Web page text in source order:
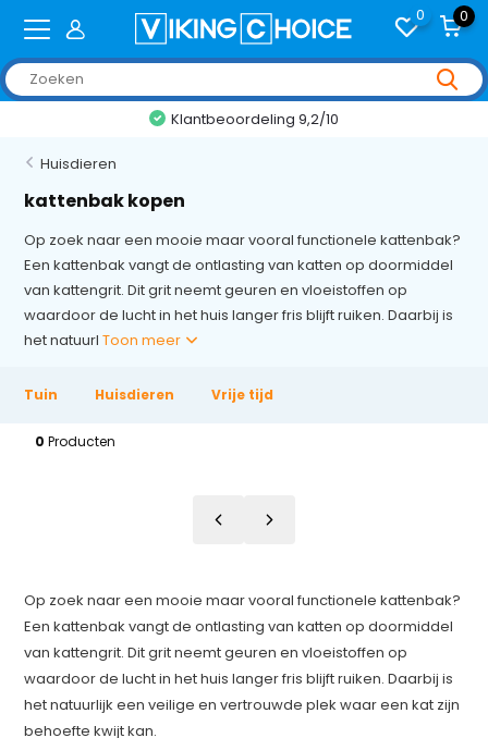
0 0
Klantbeoordeling 9,2/10
Huisdieren
kattenbak kopen
Op zoek naar een mooie maar vooral functionele kattenbak?
Een kattenbak vangt de ontlasting van katten op doormiddel
van kattengrit. Dit grit neemt geuren en vloeistoffen op
waardoor de lucht in het huis langer fris blijft ruiken. Daarbij is
het natuurlToon meer
Tuin Huisdieren Vrije tijd
0Producten
Op zoek naar een mooie maar vooral functionele kattenbak?
Een kattenbak vangt de ontlasting van katten op doormiddel
van kattengrit. Dit grit neemt geuren en vloeistoffen op
waardoor de lucht in het huis langer fris blijft ruiken. Daarbij is
het natuurlijk een veilige en vertrouwde plek waar een kat zijn
behoefte kwijt kan.